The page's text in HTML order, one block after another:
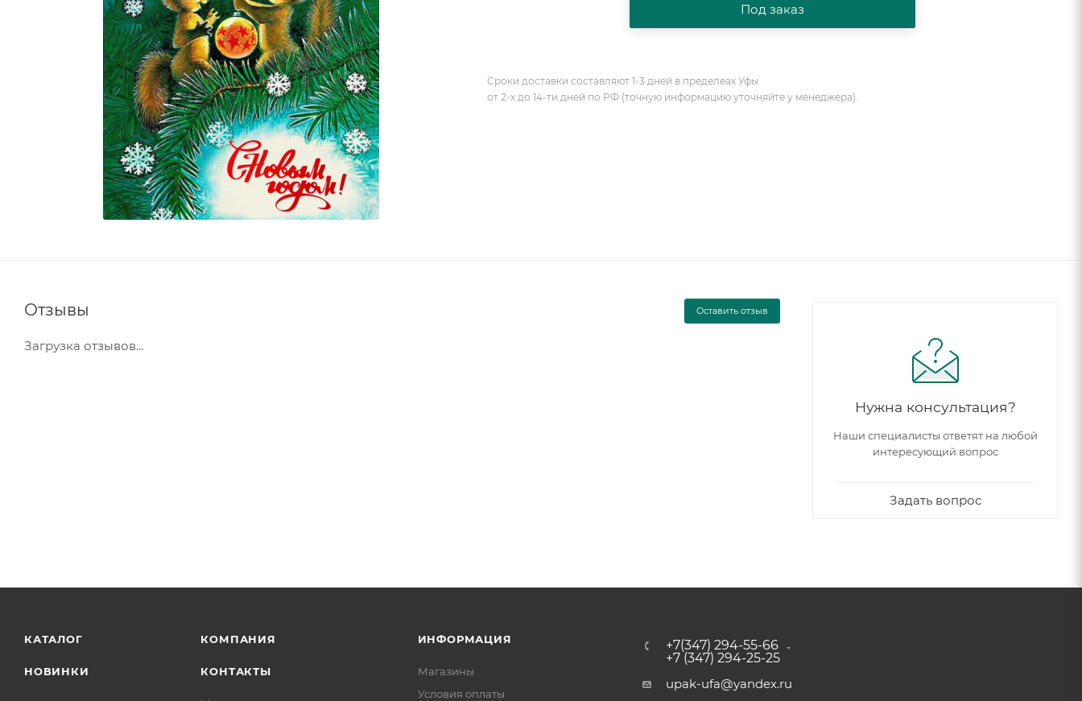
Под заказ
Сроки доставки составляют 1-3 дней в пределеах Уфы
от 2-х до 14-ти дней по РФ (точную информацию уточняйте у менеджера).
Отзывы Оставить отзыв
Загрузка отзывов...
Нужна консультация?
Наши специалисты ответят на любой
интересующий вопрос
Задать вопрос
КАТАЛОГ
НОВИНКИ
КОМПАНИЯ
КОНТАКТЫ
ИНФОРМАЦИЯ
Магазины
Условия оплаты
+7(347) 294-55-66
+7 (347) 294-25-25
upak-ufa@yandex.ru